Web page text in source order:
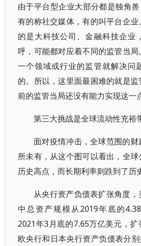
由于平台型企业大部分都是独角
有的称社交媒体，有的叫平台企
的是大科技公司、金融科技企业
呼，可能都对应着不同的监管当
一个领域或行业的监管就解决问
的。所以，这里面最困难的就是监
前的监管当局还没有能力实现这一
第三大挑战是全球流动性充裕
面对疫情冲击，全球范围的
所未有，从这个图可以看出，全
历史高点，而长期利率则跌到了历
从央行资产负债表扩张角度
中总资产规模从2019年底的
2021年3月底的7.65万亿美元，扩
欧央行和日本央行资产负债表分